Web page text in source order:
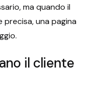
ma quando il
precisa, una pagina
il cliente